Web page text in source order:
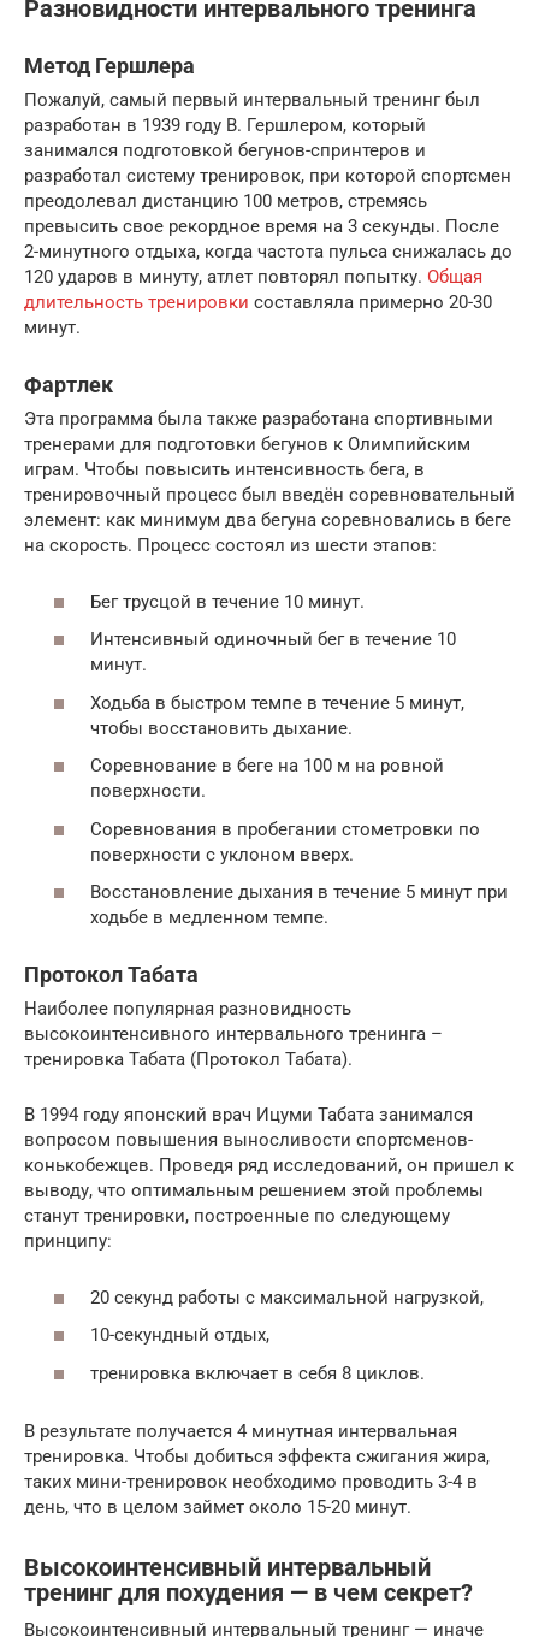
Разновидности интервального тренинга
Метод Гершлера
Пожалуй, самый первый интервальный тренинг был
разработан в 1939 году В. Гершлером, который
занимался подготовкой бегунов-спринтеров и
разработал систему тренировок, при которой спортсмен
преодолевал дистанцию 100 метров, стремясь
превысить свое рекордное время на 3 секунды. После
2-минутного отдыха, когда частота пульса снижалась до
120 ударов в минуту, атлет повторял попытку. Общая
длительность тренировки составляла примерно 20-30
минут.
Фартлек
Эта программа была также разработана спортивными
тренерами для подготовки бегунов к Олимпийским
играм. Чтобы повысить интенсивность бега, в
тренировочный процесс был введён соревновательный
элемент: как минимум два бегуна соревновались в беге
на скорость. Процесс состоял из шести этапов:
Бег трусцой в течение 10 минут.
Интенсивный одиночный бег в течение 10
минут.
Ходьба в быстром темпе в течение 5 минут,
чтобы восстановить дыхание.
Соревнование в беге на 100 м на ровной
поверхности.
Соревнования в пробегании стометровки по
поверхности с уклоном вверх.
Восстановление дыхания в течение 5 минут при
ходьбе в медленном темпе.
Протокол Табата
Наиболее популярная разновидность
высокоинтенсивного интервального тренинга –
тренировка Табата (Протокол Табата).
В 1994 году японский врач Ицуми Табата занимался
вопросом повышения выносливости спортсменов-
конькобежцев. Проведя ряд исследований, он пришел к
выводу, что оптимальным решением этой проблемы
станут тренировки, построенные по следующему
принципу:
20 секунд работы с максимальной нагрузкой,
10-секундный отдых,
тренировка включает в себя 8 циклов.
В результате получается 4 минутная интервальная
тренировка. Чтобы добиться эффекта сжигания жира,
таких мини-тренировок необходимо проводить 3-4 в
день, что в целом займет около 15-20 минут.
Высокоинтенсивный интервальный
тренинг для похудения — в чем секрет?
Высокоинтенсивный интервальный тренинг — иначе